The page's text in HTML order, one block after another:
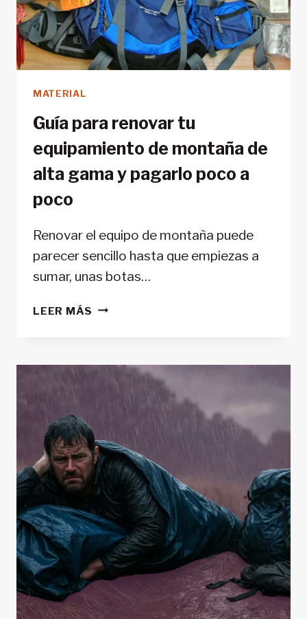
MATERIAL
Guía para renovar tu
equipamiento de montaña de
alta gama y pagarlo poco a
poco
Renovar el equipo de montaña puede
parecer sencillo hasta que empiezas a
sumar, unas botas…
LEER MÁS GUÍA
EQUIPAMIENTO
MONTAÑA
ALTA
GAMA
Y
PAGARLO
POCO
A
POCO